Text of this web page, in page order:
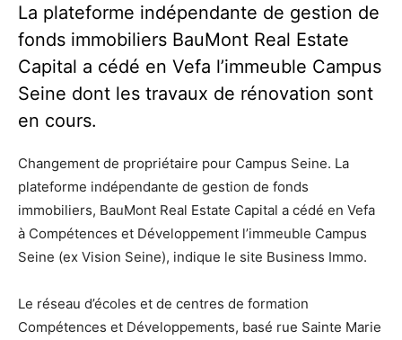
La plateforme indépendante de gestion de
fonds immobiliers BauMont Real Estate
Capital a cédé en Vefa l’immeuble Campus
Seine dont les travaux de rénovation sont
en cours.
Changement de propriétaire pour Campus Seine. La
plateforme indépendante de gestion de fonds
immobiliers, BauMont Real Estate Capital a cédé en Vefa
à Compétences et Développement l’immeuble Campus
Seine (ex Vision Seine), indique le site Business Immo.
Le réseau d’écoles et de centres de formation
Compétences et Développements, basé rue Sainte Marie